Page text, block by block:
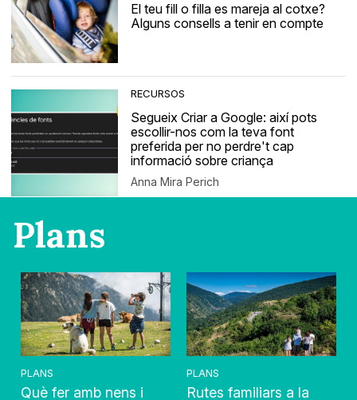
El teu fill o filla es mareja al cotxe?
Alguns consells a tenir en compte
RECURSOS
Segueix Criar a Google: així pots
escollir-nos com la teva font
preferida per no perdre't cap
informació sobre criança
Anna Mira Perich
Plans
PLANS
Què fer amb nens i
PLANS
Rutes familiars a la